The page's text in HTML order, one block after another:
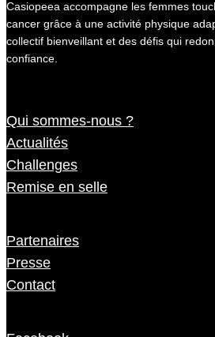
Casiopeea accompagne les femmes
cancer grâce à une activité physique
collectif bienveillant et des défis qui
confiance.
Qui sommes-nous ?
Actualités
Challenges
Remise en selle
Partenaires
Presse
Contact